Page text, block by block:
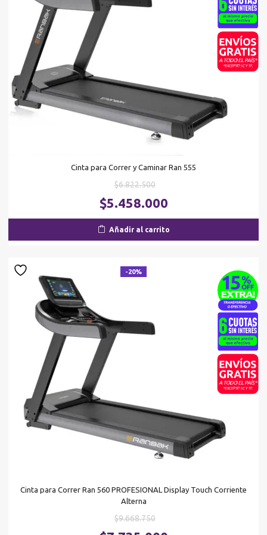
Cinta para Correr y Caminar Ran 555
$6.822.500El
precio
original
era:
$6.822.500.
$5.458.000
Añadir al carrito
-20%
Cinta para Correr Ran 560 PROFESIONAL Display Touch Corriente
Alterna
$9.668.750El
precio